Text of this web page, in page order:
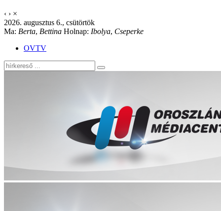
‹ › ×
2026. augusztus 6., csütörtök
Ma: Berta, Bettina Holnap: Ibolya, Cseperke
OVTV